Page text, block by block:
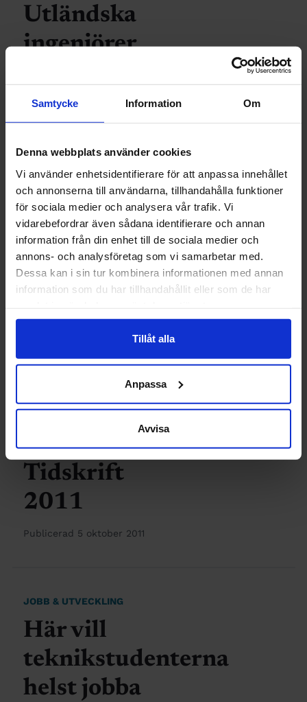
Samtycke Information Om
Denna webbplats använder cookies
Vi använder enhetsidentifierare för att anpassa innehållet
och annonserna till användarna, tillhandahålla funktioner
för sociala medier och analysera vår trafik. Vi
vidarebefordrar även sådana identifierare och annan
information från din enhet till de sociala medier och
annons- och analysföretag som vi samarbetar med.
Dessa kan i sin tur kombinera informationen med annan
information som du har tillhandahållit eller som de har
Tillåt alla
Anpassa
Avvisa
Utländska
ingenjörer
Volvo?
Ingenjören
bjuder dig på
bio!
Publicerad 6 oktober 2011
Ingenjören
kan bli Årets
Tidskrift
2011
Publicerad 5 oktober 2011
JOBB & UTVECKLING
Här vill
teknikstudenterna
helst jobba